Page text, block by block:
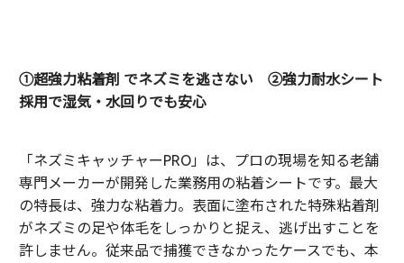
①超強力粘着剤 でネズミを逃さない ②強力耐水シート
採用で湿気・水回りでも安心
「ネズミキャッチャーPRO」は、プロの現場を知る老舗
専門メーカーが開発した業務用の粘着シートです。最大
の特長は、強力な粘着力。表面に塗布された特殊粘着剤
がネズミの足や体毛をしっかりと捉え、逃げ出すことを
許しません。従来品で捕獲できなかったケースでも、本